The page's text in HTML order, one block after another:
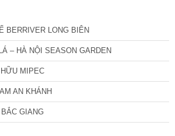
BERRIVER LONG BIÊN
– HÀ NỘI SEASON GARDEN
MIPEC
AN KHÁNH
GIANG